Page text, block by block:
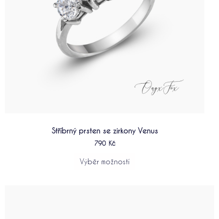
Stříbrný prsten se zirkony Venus
790 Kč
Výběr možností
stránce
produktu